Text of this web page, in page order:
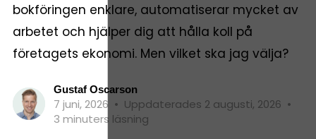
bokföringen enklare, automatiserar mycket av
arbetet och hjälper dig att hålla koll på
företagets ekonomi. Men vilket ska jag välja?
Gustaf Oscarson
7 juni, 2026 • Uppdaterades 2 augusti, 2026 •
3 minuters läsning